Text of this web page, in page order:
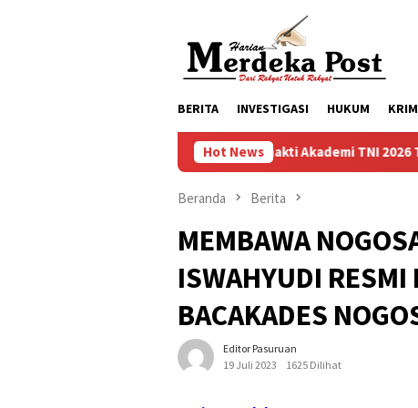
BERITA INVESTIGASI HUKUM
Hot News
Taruna Bhakti Akademi TNI 2026 Tanamkan
Beranda Berita
MEMBAWA
ISWAHYUDI RESMI
BACAKADES
Editor Pasuruan
19 Juli 2023
1625 Dilihat